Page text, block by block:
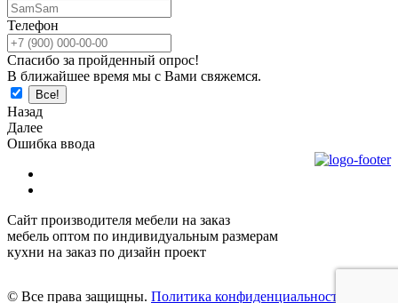
Телефон
Спасибо за пройденный опрос!
В ближайшее время мы с Вами свяжемся.
Назад
Далее
Ошибка ввода
Сайт производителя мебели на заказ
мебель оптом по индивидуальным размерам
кухни на заказ по дизайн проект
© Все права защищны. Политика конфиденциальности.